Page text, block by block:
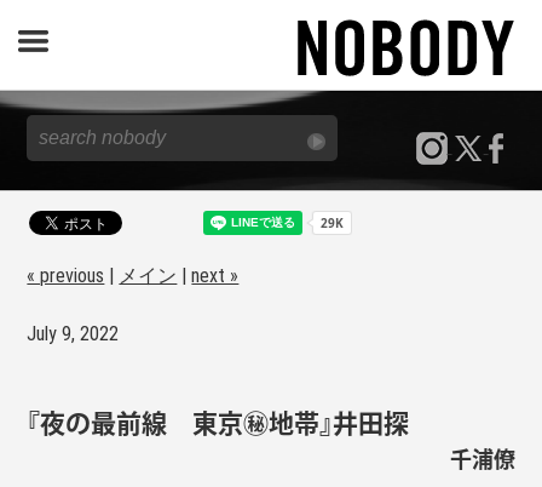
JOURNAL
SPECIAL
REPORT
NOBODY STORE
« previous メイン |next »
July 9, 2022
『夜の最前線 東京㊙︎地帯』井田探
千浦僚